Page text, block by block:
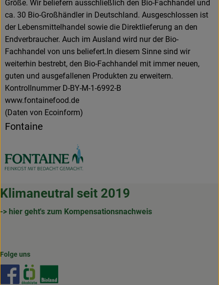
Größe. Wir beliefern ausschließlich den Bio-Fachhandel und
ca. 30 Bio-Großhändler in Deutschland. Ausgeschlossen ist
der Lebensmittelhandel sowie die Direktlieferung an den
Endverbraucher. Auch im Ausland wird nur der Bio-
Fachhandel von uns beliefert.In diesem Sinne sind wir
weiterhin bestrebt, den Bio-Fachhandel mit immer neuen,
guten und ausgefallenen Produkten zu erweitern.
Kontrollnummer D-BY-M-1-6992-B
www.fontainefood.de
(Daten von Ecoinform)
Fontaine
Klimaneutral seit 2019
-> hier geht's zum Kompensationsnachweis
Folge uns
Externer Link zu https://www.facebook.com/